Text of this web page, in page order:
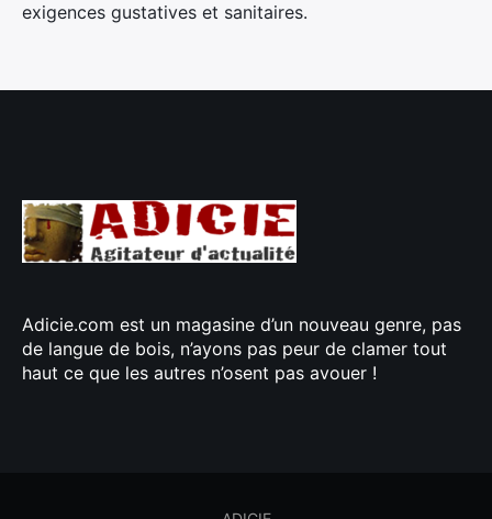
exigences gustatives et sanitaires.
Adicie.com est un magasine d’un nouveau genre, pas
de langue de bois, n’ayons pas peur de clamer tout
haut ce que les autres n’osent pas avouer !